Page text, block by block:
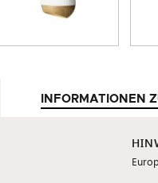
INFORMATIONEN